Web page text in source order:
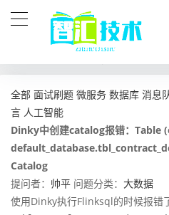
全部 面试刷题 微服务 数据库 消息
言 人工智能
Dinky中创建catalog报错：Table
Catalog
提问者： 帅平 问题分类： 大数据
使用Dinky执行Flinksql的时候报错